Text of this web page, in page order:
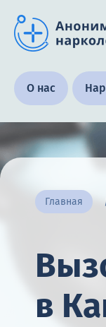
Получить
Адрес call-
Кашира, ул.
О нас
Главная
в